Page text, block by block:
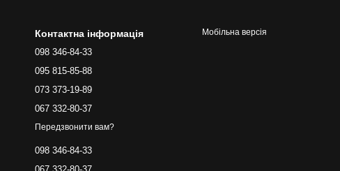
Контактна інформація
098 346-84-33
095 815-85-88
073 373-19-89
067 332-80-37
Передзвонити вам?
098 346-84-33
Мобільна версія